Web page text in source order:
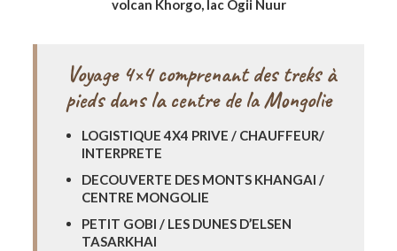
volcan Khorgo, lac Ogii Nuur
Voyage 4×4comprenant des treks à
pieds dans la centre de la Mongolie
LOGISTIQUE 4X4 PRIVE / CHAUFFEUR/
INTERPRETE
DECOUVERTE DES MONTS KHANGAI /
CENTRE MONGOLIE
PETIT GOBI / LES DUNES D’ELSEN
TASARKHAI